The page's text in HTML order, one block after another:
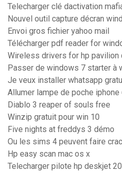
Telecharger clé dactivation
Nouvel outil capture décran
Envoi gros fichier yahoo mail
Télécharger pdf reader for
Wireless drivers for hp pavilion
Passer de windows 7 starter à
Je veux installer whatsapp
Allumer lampe de poche iphone
Diablo 3 reaper of souls free
Winzip gratuit pour win 10
Five nights at freddys 3 démo
Ou les sims 4 peuvent faire
Hp easy scan mac os x
Telecharger pilote hp deskjet